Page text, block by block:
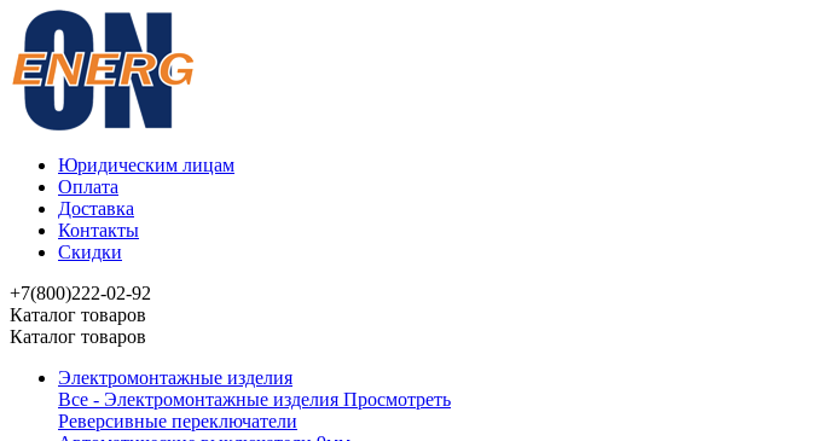
Юридическим лицам
Оплата
Доставка
Контакты
Скидки
+7(800)222-02-92
Каталог товаров
Каталог товаров
Электромонтажные изделия
Все - Электромонтажные изделия Просмотреть
Реверсивные переключатели